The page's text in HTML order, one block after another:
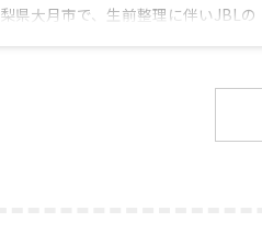
県大月市で、生前整理に伴いJBLの
お品物は、長年大切に音楽を楽しまれ